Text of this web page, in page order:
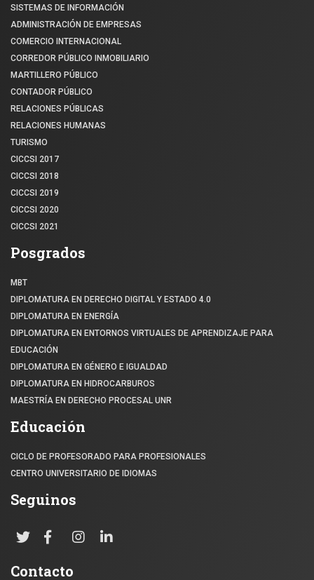
SISTEMAS DE INFORMACIÓN
ADMINISTRACIÓN DE EMPRESAS
COMERCIO INTERNACIONAL
CORREDOR PÚBLICO INMOBILIARIO
MARTILLERO PÚBLICO
CONTADOR PÚBLICO
RELACIONES PÚBLICAS
RELACIONES HUMANAS
TURISMO
CICCSI 2017
CICCSI 2018
CICCSI 2019
CICCSI 2020
CICCSI 2021
Posgrados
MBT
DIPLOMATURA EN DERECHO DIGITAL Y ESTADO 4.0
DIPLOMATURA EN ENERGÍA
DIPLOMATURA EN ENTORNOS VIRTUALES DE APRENDIZAJE PARA
EDUCACIÓN
DIPLOMATURA EN GÉNERO E IGUALDAD
DIPLOMATURA EN HIDROCARBUROS
MAESTRÍA EN DERECHO PROCESAL UNR
Educación
CICLO DE PROFESORADO PARA PROFESIONALES
CENTRO UNIVERSITARIO DE IDIOMAS
Seguinos
Contacto